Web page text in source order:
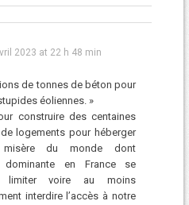
2023 at 22 h 48 min
de tonnes de béton pour
éoliennes. »
construire des centaines
logements pour héberger
du monde dont
dominante en France se
limiter voire au moins
interdire l’accès à notre